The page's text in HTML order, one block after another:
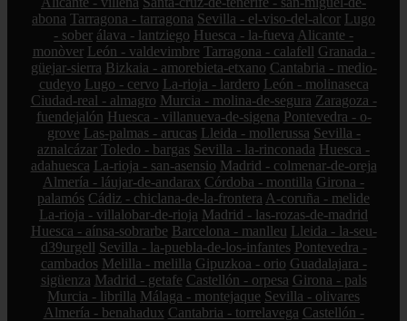
abona Tarragona - tarragona Sevilla - el-viso-del-alcor Lugo
- sober álava - lantziego Huesca - la-fueva Alicante -
monòver León - valdevimbre Tarragona - calafell Granada -
güejar-sierra Bizkaia - amorebieta-etxano Cantabria - medio-
cudeyo Lugo - cervo La-rioja - lardero León - molinaseca
Ciudad-real - almagro Murcia - molina-de-segura Zaragoza -
fuendejalón Huesca - villanueva-de-sigena Pontevedra - o-
grove Las-palmas - arucas Lleida - mollerussa Sevilla -
aznalcázar Toledo - bargas Sevilla - la-rinconada Huesca -
adahuesca La-rioja - san-asensio Madrid - colmenar-de-oreja
Almería - láujar-de-andarax Córdoba - montilla Girona -
palamós Cádiz - chiclana-de-la-frontera A-coruña - melide
La-rioja - villalobar-de-rioja Madrid - las-rozas-de-madrid
Huesca - aínsa-sobrarbe Barcelona - manlleu Lleida - la-seu-
d39urgell Sevilla - la-puebla-de-los-infantes Pontevedra -
cambados Melilla - melilla Gipuzkoa - orio Guadalajara -
sigüenza Madrid - getafe Castellón - orpesa Girona - pals
Murcia - librilla Málaga - montejaque Sevilla - olivares
Almería - benahadux Cantabria - torrelavega Castellón -